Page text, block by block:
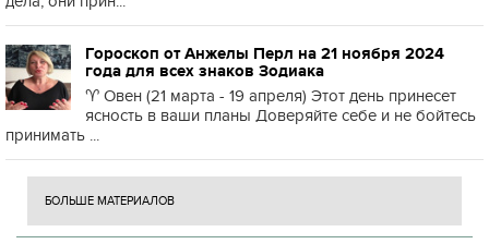
Гороскоп от Анжелы Перл на 21 ноября 2024
года для всех знаков Зодиака
♈️ Овен (21 марта - 19 апреля) Этот день принесет
ясность в ваши планы Доверяйте себе и не бойтесь
принимать ...
БОЛЬШЕ МАТЕРИАЛОВ